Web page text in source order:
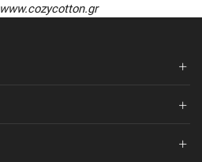
www.cozycotton.gr